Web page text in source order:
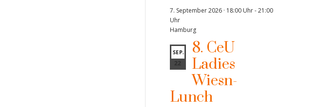
7. September 2026 · 18:00 Uhr-21:00
Uhr
Hamburg
SEP.
22
8. CeU
Ladies
Wiesn-
Lunch